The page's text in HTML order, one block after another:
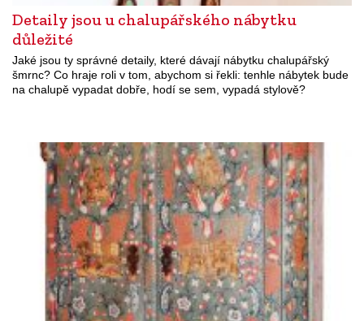
Detaily jsou u chalupářského nábytku
důležité
Jaké jsou ty správné detaily, které dávají nábytku chalupářský
šmrnc? Co hraje roli v tom, abychom si řekli: tenhle nábytek bude
na chalupě vypadat dobře, hodí se sem, vypadá stylově?